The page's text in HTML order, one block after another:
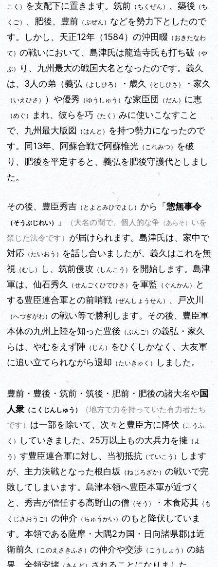
こく）
を支配下に置きます。筑前 （ちくぜん） 、築後 （ち
くご）
、肥後、豊前 （ぶぜん） などを勢力下としたので
す。しかし、天正12年 （1584） の沖田畷 （おきたなわ
て） の戦いにおいて、島津氏は龍造寺氏も打ち破 （や
ぶ）
り、九州最大の戦国大名となったのです。義久
は、3人の弟（義弘 （よしひろ） ・歳久 （としひさ） ・家久
（いえひさ） ）や優秀 （ゆうしゅう） な家臣団 （だん） に恵
（めぐ） まれ、彼らを巧 （たく） みに使いこなすこと
で、九州最大版図
（はんと）
を持つ勢力になったので
す。同13年、阿蘇合戦で阿蘇惟光 （これみつ）
を破
り、肥後を平定すると、義弘を肥後守護代としまし
た。
その後、豊臣秀吉 （とよとみひでよし） から「 惣無事令
（そうぶじれい） 」 （大名の間で、個人的な争 （あらそ） いを
禁じた法令です） が届けられます。島津氏は、家中で
対応 （たいおう）
を話し合いましたが、義久はこれを無
視（むし） し、筑前侵攻 （しんこう） を開始します。 島津
軍は、仙石秀久
（せんごくひでひさ） を軍監 （ぐんかん）
と
する豊臣連合軍との前哨戦 （ぜんしょうせん） 、戸次川
（へつぎがわ） の戦い等で勝利します。その後、豊臣軍
本体の九州上陸を知った豊後（ぶんご） の義弘・家久
らは、やむをえず陣 （じん）
をひくしかなく、大友軍
に追い立てられながら退却 （たいきゃく） しました。
豊前・豊後・筑前・筑後・肥前・肥後の諸大名や国
人衆 （こくじんしゅう）
（地方で力を持っていた有力者たち
です） は一部を除いて、次々と豊臣方に降伏 （こうふ
く）
していきました。 25万以上もの大兵力を擁 （よ
う） す豊臣連合軍に対し、当初抵抗 （ていこう）
します
が、主力決戦となった根白坂
（ねじろざか） の戦いで完
敗してしまいます。島津本領へ豊臣本軍が近づく
と、秀吉が信任する高野山の僧 （そう） ・木食応其 （も
くじきおうご） の仲介 （ちゅうかい） のもと降伏していま
す。本領である薩摩・大隅2カ国・日向諸県郡は近
衛前久
（このえさきふさ） の仲介や交渉 （こうしょう） の結